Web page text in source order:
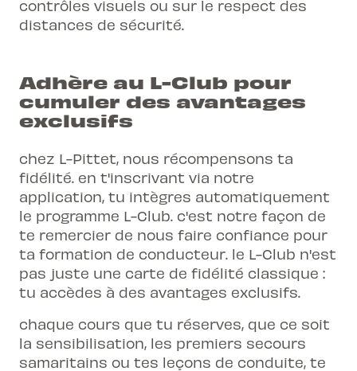
contrôles visuels ou sur le respect des
distances de sécurité.
Adhère au L-Club pour
cumuler des avantages
exclusifs
chez L-Pittet, nous récompensons ta
fidélité. en t'inscrivant via notre
application, tu intègres automatiquement
le programme L-Club. c'est notre façon de
te remercier de nous faire confiance pour
ta formation de conducteur. le L-Club n'est
pas juste une carte de fidélité classique :
tu accèdes à des avantages exclusifs.
chaque cours que tu réserves, que ce soit
la sensibilisation, les premiers secours
samaritains ou tes leçons de conduite, te